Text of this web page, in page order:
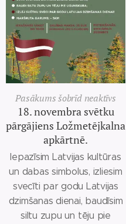
Pasākums šobrīd neaktīvs
18. novembra svētku
pārgājiens Ložmetējkalna
apkārtnē.
Iepazīsim Latvijas kultūras
un dabas simbolus, izliesim
svecīti par godu Latvijas
dzimšanas dienai, baudīsim
siltu zupu un tēju pie